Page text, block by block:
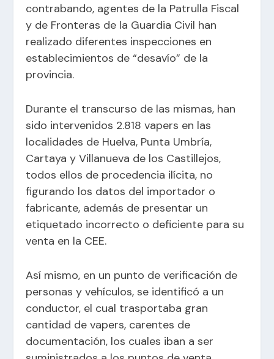
contrabando, agentes de la Patrulla Fiscal
y de Fronteras de la Guardia Civil han
realizado diferentes inspecciones en
establecimientos de “desavío” de la
provincia.
Durante el transcurso de las mismas, han
sido intervenidos 2.818 vapers en las
localidades de Huelva, Punta Umbría,
Cartaya y Villanueva de los Castillejos,
todos ellos de procedencia ilícita, no
figurando los datos del importador o
fabricante, además de presentar un
etiquetado incorrecto o deficiente para su
venta en la CEE.
Así mismo, en un punto de verificación de
personas y vehículos, se identificó a un
conductor, el cual trasportaba gran
cantidad de vapers, carentes de
documentación, los cuales iban a ser